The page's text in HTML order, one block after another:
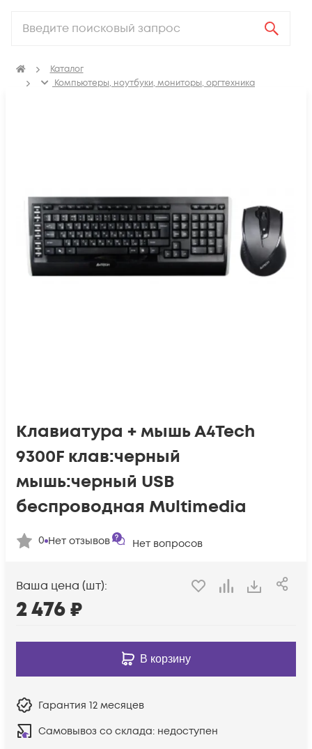
Каталог
Компьютеры, ноутбуки, мониторы, оргтехника
Клавиатура + мышь A4Tech
9300F клав:черный
мышь:черный USB
беспроводная Multimedia
0 Нет отзывов Нет вопросов
Ваша цена (шт):
2 476₽
В корзину
Гарантия 12 месяцев
Самовывоз со склада: недоступен